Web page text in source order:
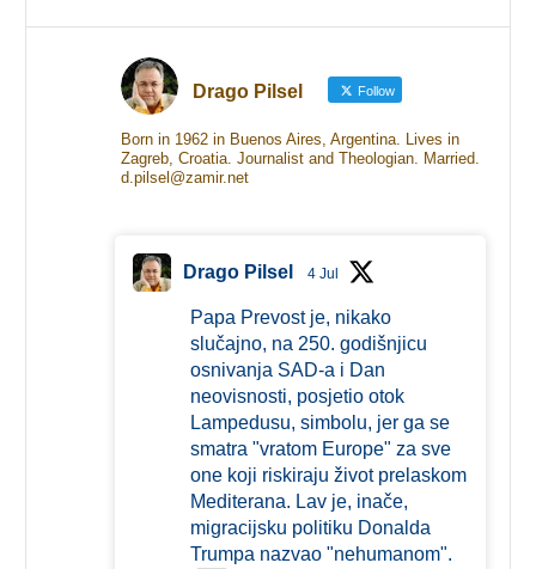
Drago Pilsel Follow
Born in 1962 in Buenos Aires, Argentina. Lives in
Zagreb, Croatia. Journalist and Theologian. Married.
d.pilsel@zamir.net
Drago Pilsel 4 Jul
Papa Prevost je, nikako
slučajno, na 250. godišnjicu
osnivanja SAD-a i Dan
neovisnosti, posjetio otok
Lampedusu, simbolu, jer ga se
smatra "vratom Europe" za sve
one koji riskiraju život prelaskom
Mediterana. Lav je, inače,
migracijsku politiku Donalda
Trumpa nazvao "nehumanom".